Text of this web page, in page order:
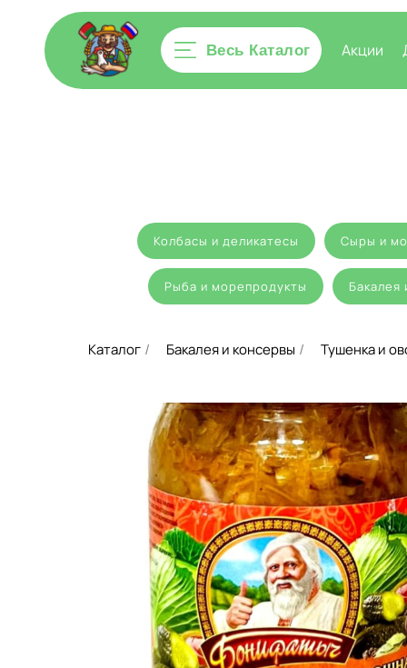
Акции
Весь Каталог
Колбасы и деликатесы Сыры и
Рыба и морепродукты Бакалея
Каталог / Бакалея и консервы / Тушенка и